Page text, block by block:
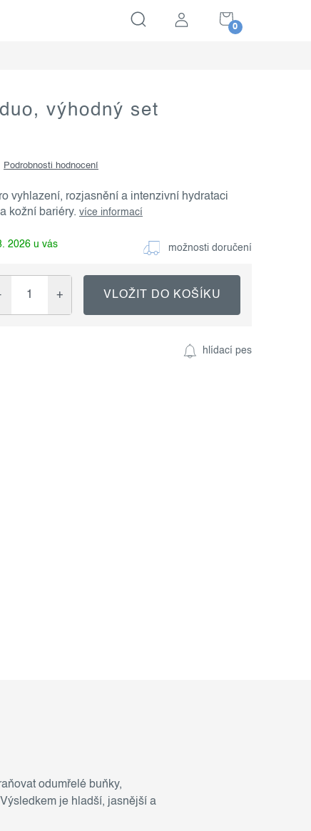
NÁKUPNÍ
KOŠÍK
výhodný set
Podrobnosti hodnocení
vyhlazení, rozjasnění a intenzivní hydrataci
kožní bariéry. více informací
2026 možnosti doručení
VLOŽIT DO KOŠÍKU
hlídací pes
odumřelé buňky,
je hladší, jasnější a